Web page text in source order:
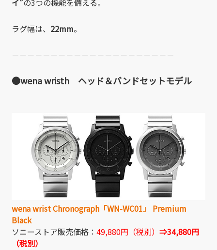
イ”の3つの機能を備える。
ラグ幅は、 22mm。
－－－－－－－－－－－－－－－－－－－－－
●wena wristh ヘッド＆バンドセットモデル
wena wrist Chronograph「WN-WC01」 Premium
Black
ソニーストア販売価格： 49,880円（税別） ⇒34,880円
（税別）